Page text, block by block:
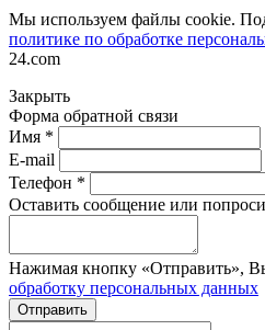
Мы используем файлы cookie.
политике по обработке
24.com
Закрыть
Форма обратной связи
Имя *
E-mail
Телефон *
Оставить сообщение или
Нажимая кнопку «Отправить»,
обработку персональных данных
Отправить